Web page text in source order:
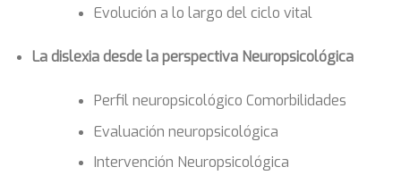
Evolución a lo largo del ciclo vital
La dislexia desde la perspectiva Neuropsicológica
Perfil neuropsicológico Comorbilidades
Evaluación neuropsicológica
Intervención Neuropsicológica